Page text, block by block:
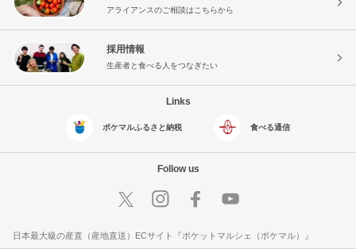
アライアンスのご相談はこちらから
採用情報
生産者と食べる人をつなぎたい
Links
ポケマルふるさと納税 食べる通信
Follow us
日本最大級の産直（産地直送）ECサイト『ポケットマルシェ（ポケマル）』